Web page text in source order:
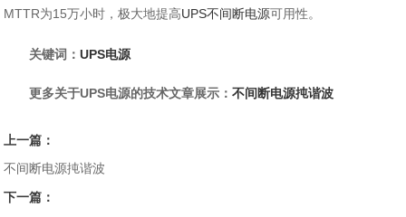
MTTR为15万小时，极大地提高UPS不间断电源可用性。
关键词：UPS电源
更多关于UPS电源的技术文章展示：不间断电源扽谐波
上一篇：
不间断电源扽谐波
下一篇：